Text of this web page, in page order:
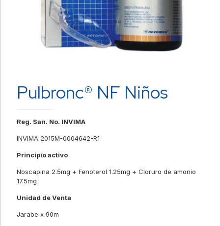
Pulbronc® NF Niños
Reg. San. No. INVIMA
INVIMA 2015M-0004642-R1
Principio activo
Noscapina 2.5mg + Fenoterol 1.25mg + Cloruro de amonio
17.5mg
Unidad de Venta
Jarabe x 90m